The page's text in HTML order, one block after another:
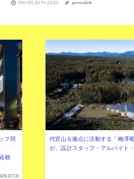
2011.05.20 Fri 23:22 permalink
フ同
験
代官山を拠点に活動する「梅澤
が、設計スタッフ・アルバイト